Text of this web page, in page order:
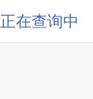
正在查询中